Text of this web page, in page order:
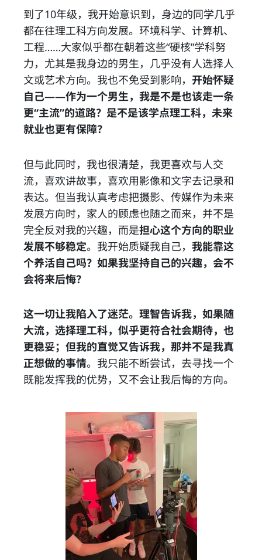
到了10年级，我开始意识到，身边的同学几乎
都在往理工科方向发展。环境科学、计算机、
工程……大家似乎都在朝着这些“硬核”学科努
力，尤其是我身边的男生，几乎没有人选择人
文或艺术方向。我也不免受到影响， 开始怀疑
自己——作为一个男生，我是不是也该走一条
更“主流”的道路？是不是该学点理工科，未来
就业也更有保障？
但与此同时，我也很清楚，我更喜欢与人交
流，喜欢讲故事，喜欢用影像和文字去记录和
表达。但当我认真考虑把摄影、传媒作为未来
发展方向时，家人的顾虑也随之而来，并不是
完全反对我的兴趣，而是担心这个方向的职业
发展不够稳定。我开始质疑我自己， 我能靠这
个养活自己吗？如果我坚持自己的兴趣，会不
会将来后悔？
这一切让我陷入了迷茫。理智告诉我，如果随
大流，选择理工科，似乎更符合社会期待，也
更稳妥；但我的直觉又告诉我，那并不是我真
正想做的事情。我只能不断尝试，去寻找一个
既能发挥我的优势，又不会让我后悔的方向。